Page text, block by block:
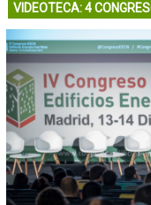
VIDEOTECA: 4